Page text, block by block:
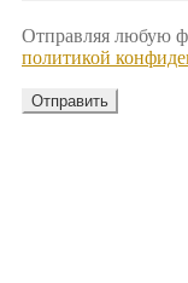
Отправляя любую
политикой